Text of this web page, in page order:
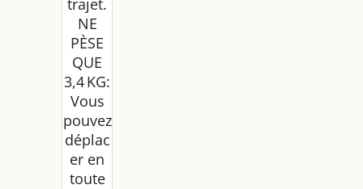
NE
PÈSE
QUE
3,4 KG:
Vous
pouvez
déplac
er en
toute